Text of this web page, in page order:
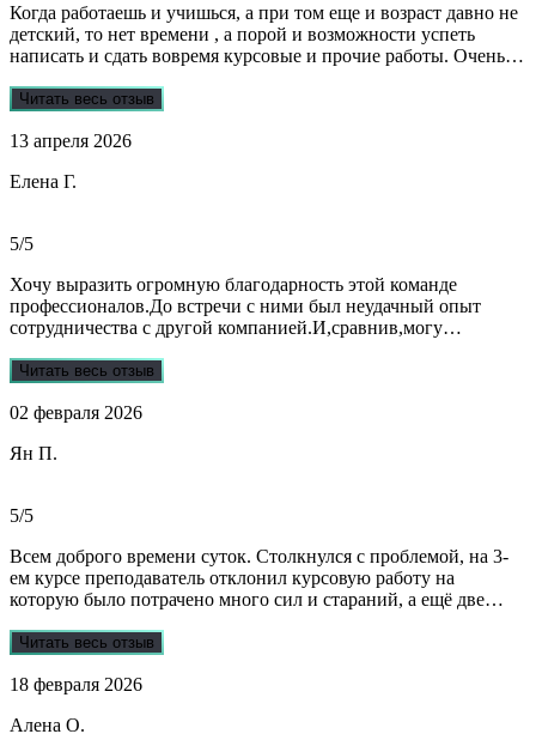
Когда работаешь и учишься, а при том еще и возраст давно не
детский, то нет времени , а порой и возможности успеть
написать и сдать вовремя курсовые и прочие работы. Очень
Dist-help. Все мои проблемы в полном смысле слова взяли на
выполнили очень качественно, вовремя и по очень даже
реагируют и отвечают на все вопросы. Теперь буду
Читать весь отзыв
13 апреля 2026
Елена Г.
5/5
Хочу выразить огромную благодарность этой команде
профессионалов.До встречи с ними был неудачный опыт
сотрудничества с другой компанией.И,сравнив,могу
профессионалов.Условия,сроки были сразу оговорены и четко
уровне.А если возникали вопросы или проблемы,то помощь
помощь студентам,то только-сюда.Огромное спасибо!!!
Читать весь отзыв
02 февраля 2026
Ян П.
5/5
Всем доброго времени суток. Столкнулся с проблемой, на 3-
ем курсе преподаватель отклонил курсовую работу на
которую было потрачено много сил и стараний, а ещё две
обратился в Dist-help. Первый раз, были опасения и по срокам,
Ребята большие профессионалы, Алёна лучшая! Всё
Общение вызвало только позитивные эмоции. Все три работы
Читать весь отзыв
18 февраля 2026
Алена О.